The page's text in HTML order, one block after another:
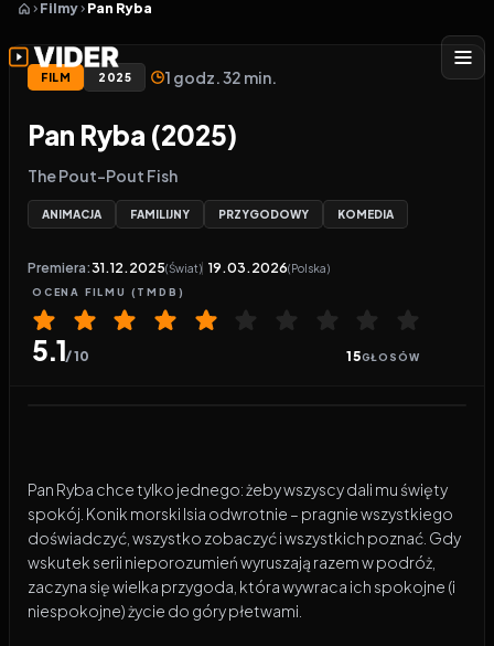
Filmy Pan Ryba
FILM 2025 1 godz. 32 min.
Pan Ryba (2025)
The Pout-Pout Fish
ANIMACJA FAMILIJNY PRZYGODOWY KOMEDIA
Premiera:31.12.2025(Świat) 19.03.2026(Polska)
OCENA FILMU (TMDB)
5.1/ 10 15GŁOSÓW
Pan Ryba chce tylko jednego: żeby wszyscy dali mu święty
spokój. Konik morski Isia odwrotnie – pragnie wszystkiego
doświadczyć, wszystko zobaczyć i wszystkich poznać. Gdy
wskutek serii nieporozumień wyruszają razem w podróż,
zaczyna się wielka przygoda, która wywraca ich spokojne (i
niespokojne) życie do góry płetwami.